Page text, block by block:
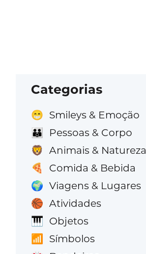
Categorias
😁 Smileys & Emoção
👪 Pessoas & Corpo
🦁 Animais & Natureza
🍕 Comida & Bebida
🌍 Viagens & Lugares
🏀 Atividades
🎹 Objetos
📶 Símbolos